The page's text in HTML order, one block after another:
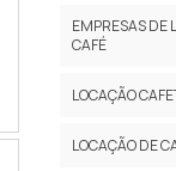
EMPRESAS DE
CAFÉ
LOCAÇÃO
LOCAÇÃO DE